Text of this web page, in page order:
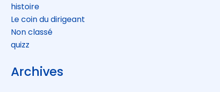
histoire
Le coin du dirigeant
Non classé
quizz
Archives